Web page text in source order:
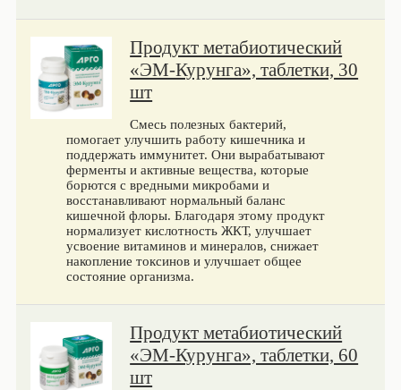
Продукт метабиотический
«ЭМ-Курунга», таблетки, 30
шт
Смесь полезных бактерий,
помогает улучшить работу кишечника и
поддержать иммунитет. Они вырабатывают
ферменты и активные вещества, которые
борются с вредными микробами и
восстанавливают нормальный баланс
кишечной флоры. Благодаря этому продукт
нормализует кислотность ЖКТ, улучшает
усвоение витаминов и минералов, снижает
накопление токсинов и улучшает общее
состояние организма.
Продукт метабиотический
«ЭМ-Курунга», таблетки, 60
шт